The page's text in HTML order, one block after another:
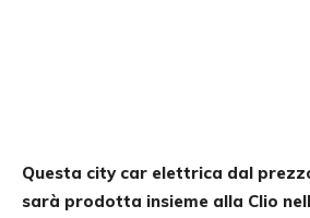
Questa city car elettrica dal
sarà prodotta insieme alla Clio